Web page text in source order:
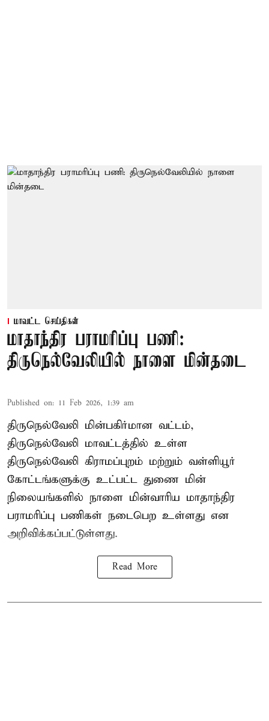
மாவட்ட செய்திகள்
மாதாந்திர பராமரிப்பு பணி:
திருநெல்வேலியில் நாளை மின்தடை
Published on: 11 Feb 2026, 1:39 am
திருநெல்வேலி மின்பகிர்மான வட்டம்,
திருநெல்வேலி மாவட்டத்தில் உள்ள
திருநெல்வேலி கிராமப்புறம் மற்றும் வள்ளியூர்
கோட்டங்களுக்கு உட்பட்ட துணை மின்
நிலையங்களில் நாளை மின்வாரிய மாதாந்திர
பராமரிப்பு பணிகள் நடைபெற உள்ளது என
அறிவிக்கப்பட்டுள்ளது.
Read More